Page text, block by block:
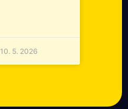
10. 5. 2026